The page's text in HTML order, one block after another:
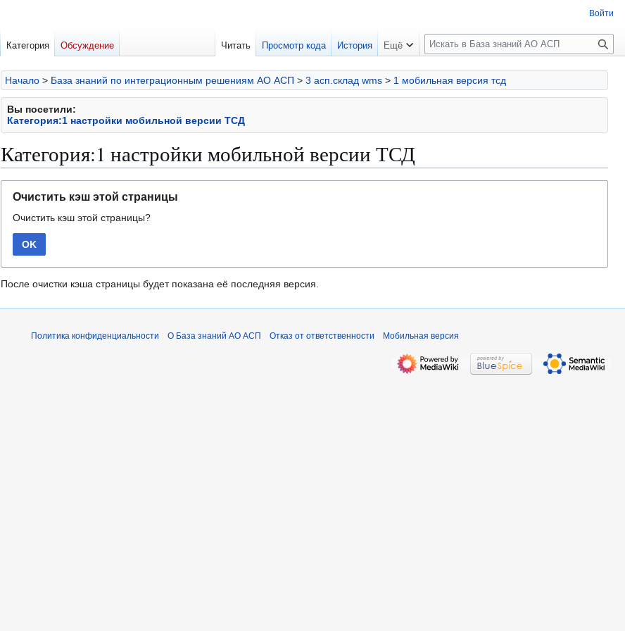
Начало > База знаний по интеграционным решениям АО АСП > 3 асп.склад wms > 1 мобильная версия тсд
Вы посетили:
Категория:1 настройки мобильной версии ТСД
Категория:1 настройки мобильной версии ТСД
навигации
поиску
Очистить кэш этой страницы
Очистить кэш этой страницы?
OK
После очистки кэша страницы будет показана её последняя версия.
Войти
Категория Обсуждение Читать Просмотр кода История Ещё
П
о
и
с
к
Политика конфиденциальности О База знаний АО АСП Отказ от ответственности Мобильная версия